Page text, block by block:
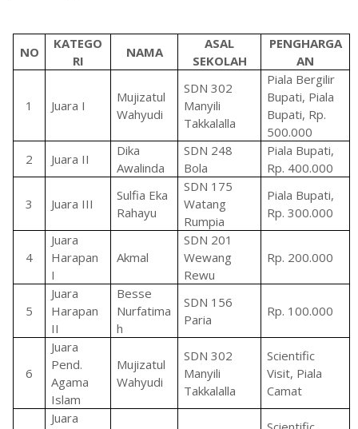
NO
KATEGO
RI
NAMA
ASAL
SEKOLAH
PENGHARGA
AN
1 Juara I
Mujizatul
Wahyudi
SDN 302
Manyili
Takkalalla
Piala Bergilir
Bupati, Piala
Bupati, Rp.
500.000
2
Juara II
Dika
Awalinda
SDN 248
Bola
Piala Bupati,
Rp. 400.000
3 Juara III
Sulfia Eka
Rahayu
SDN 175
Watang
Rumpia
Piala Bupati,
Rp. 300.000
4
Juara
Harapan
I
Akmal
SDN 201
Wewang
Rewu
Rp. 200.000
5
Juara
Harapan
II
Besse
Nurfatima
h
SDN 156
Paria
Rp. 100.000
6
Juara
Pend.
Agama
Islam
Mujizatul
Wahyudi
SDN 302
Manyili
Takkalalla
Scientific
Visit, Piala
Camat
Juara